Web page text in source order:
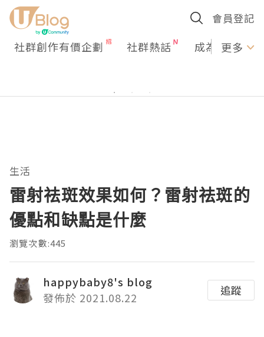
會員登記
社群創作有價企劃 社群熱話 成為U更多
生活
雷射祛斑效果如何？雷射祛斑的
優點和缺點是什麼
瀏覽次數:445
happybaby8's blog
發佈於 2021.08.22
追蹤